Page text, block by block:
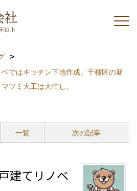
ではキッチン下地作成。千種区の新
ツミ大工は大忙し。
一覧 次の記事
建てリノベ